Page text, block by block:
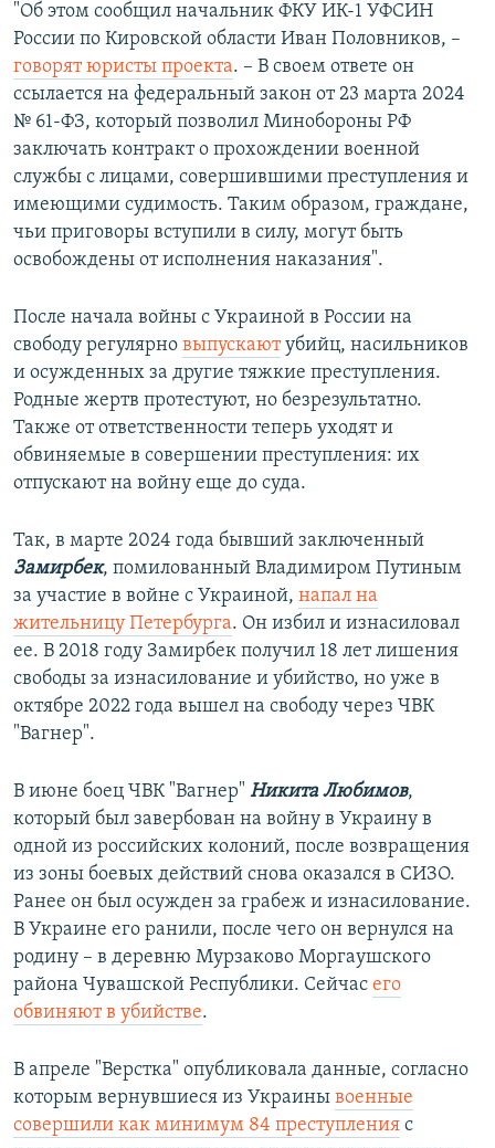
"Об этом сообщил начальник ФКУ ИК-1 УФСИН
России по Кировской области Иван Половников, –
говорят юристы проекта. – В своем ответе он
ссылается на федеральный закон от 23 марта 2024
№ 61-ФЗ, который позволил Минобороны РФ
заключать контракт о прохождении военной
службы с лицами, совершившими преступления и
имеющими судимость. Таким образом, граждане,
чьи приговоры вступили в силу, могут быть
освобождены от исполнения наказания".
После начала войны с Украиной в России на
свободу регулярно выпускаютубийц, насильников
и осужденных за другие тяжкие преступления.
Родные жертв протестуют, но безрезультатно.
Также от ответственности теперь уходят и
обвиняемые в совершении преступления: их
отпускают на войну еще до суда.
Так, в марте 2024 года бывший заключенный
Замирбек, помилованный Владимиром Путиным
за участие в войне с Украиной, напал на
жительницу Петербурга. Он избил и изнасиловал
ее. В 2018 году Замирбек получил 18 лет лишения
свободы за изнасилование и убийство, но уже в
октябре 2022 года вышел на свободу через ЧВК
"Вагнер".
В июне боец ЧВК "Вагнер" Никита Любимов,
который был завербован на войну в Украину в
одной из российских колоний, после возвращения
из зоны боевых действий снова оказался в СИЗО.
Ранее он был осужден за грабеж и изнасилование.
В Украине его ранили, после чего он вернулся на
родину – в деревню Мурзаково Моргаушского
района Чувашской Республики. Сейчас его
обвиняют в убийстве.
В апреле "Верстка" опубликовала данные, согласно
которым вернувшиеся из Украины военные
совершили как минимум 84 преступления с